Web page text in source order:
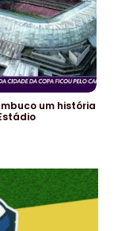
um história